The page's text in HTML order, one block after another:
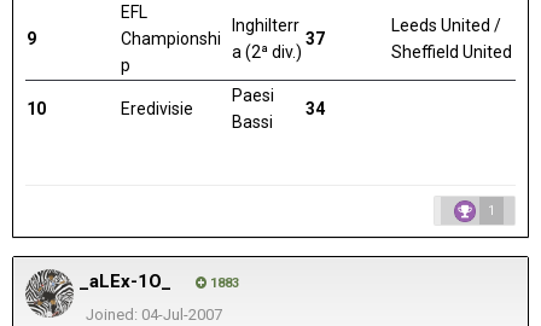
9
EFL
Championshi
p
Inghilterr
a (2ª div.)
37
Leeds United /
Sheffield United
10 Eredivisie
Paesi
Bassi
34
1
_aLEx-1O_ 1883
Joined: 04-Jul-2007